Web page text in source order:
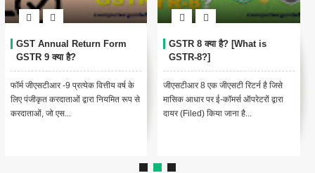
GST Annual Return Form
GSTR 9 क्या है?
फॉर्म जीएसटीआर -9 प्रत्येक वित्तीय वर्ष के
लिए पंजीकृत करदाताओं द्वारा नियमित रूप से
करदाताओं, जो एस...
GSTR 8 क्या है? [What is
GSTR-8?]
जीएसटीआर 8 एक जीएसटी रिटर्न है जिसे
मासिक आधार पर ई-कॉमर्स ऑपरेटरों द्वारा
दायर (Filed) किया जाना है...